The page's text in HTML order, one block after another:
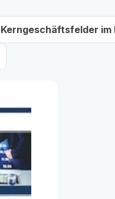
Kerngeschäftsfelder im